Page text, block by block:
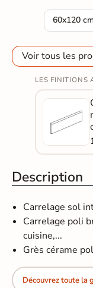
60x120
Carrelage
Voir tous les
LES FINITIONS
Description
Carrelage sol
Carrelage poli
cuisine,...
Grès cérame
Découvrez toute la